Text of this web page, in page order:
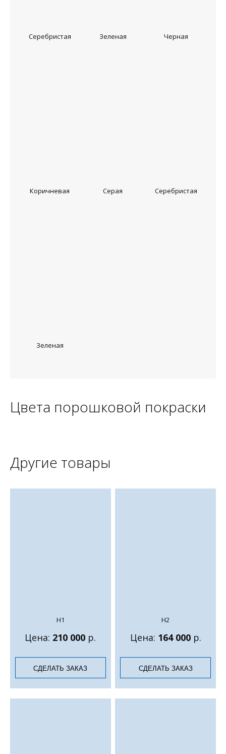
Серебристая Зеленая Черная
Коричневая Серая Серебристая
Зеленая
Цвета порошковой покраски
Другие товары
Н1
Цена: 210 000 р.
СДЕЛАТЬ ЗАКАЗ
Н2
Цена: 164 000р.
СДЕЛАТЬ ЗАКАЗ